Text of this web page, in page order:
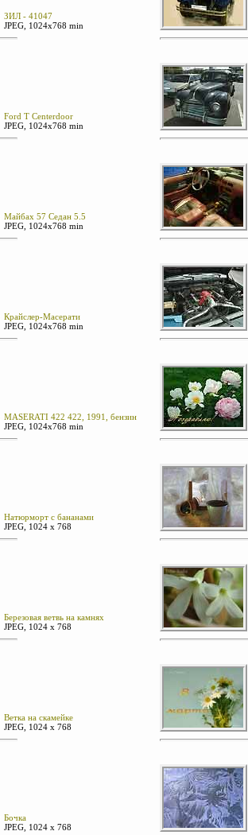
ЗИЛ - 41047
JPEG, 1024х768 min
Ford T Centerdoor
JPEG, 1024х768 min
Майбах 57 Седан 5.5
JPEG, 1024х768 min
Крайслер-Масерати
JPEG, 1024х768 min
MASERATI 422 422, 1991, бензин
JPEG, 1024х768 min
Натюрморт с бананами
JPEG, 1024 х 768
Березовая ветвь на камнях
JPEG, 1024 х 768
Ветка на скамейке
JPEG, 1024 х 768
Бочка
JPEG, 1024 х 768